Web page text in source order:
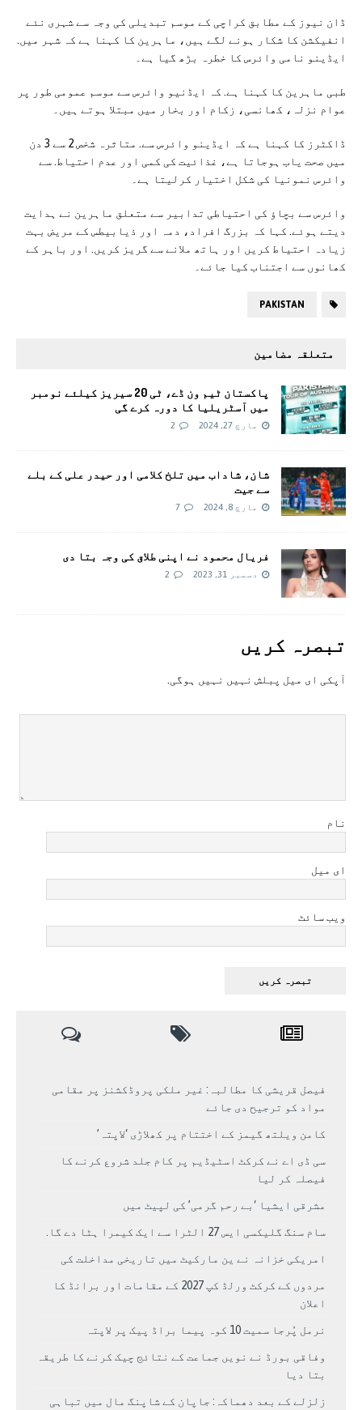
ڈان نیوز کے مطابق کراچی کے موسم تبدیلی کی وجہ سے شہری نئے
انفیکشن کا شکار ہونے لگے ہیں، ماہرین کا کہنا ہے کہ شہر میں.
ایڈینو نامی وائرس کا خطرہ بڑھ گیا ہے۔
طبی ماہرین کا کہنا ہے. کہ ایڈنیو وائرس سے موسم عمومی طور پر
عوام نزلہ، کھانسی، زکام اور بخار میں مبتلا ہوتے ہیں۔
ڈاکٹرز کا کہنا ہے کہ ایڈینو وائرس سے. متاثرہ شخص 2 سے 3 دن
میں صحت یاب ہوجاتا ہے، غذائیت کی کمی اور عدم احتیاط. سے
وائرس نمونیا کی شکل اختیار کرلیتا ہے۔
وائرس سے بچاؤ کی احتیاطی تدابیر سے متعلق ماہرین نے ہدایت
دیتے ہوئے. کہا کہ بزرگ افراد، دمہ اور ذیابیطس کے مریض بہت
زیادہ احتیاط کریں اور ہاتھ ملانے سے گریز کریں. اور باہر کے
کھانوں سے اجتناب کیا جائے۔
PAKISTAN
متعلقہ مضامین
پاکستان ٹیم ون ڈے، ٹی 20 سیریز کیلئے نومبر
میں آسٹریلیا کا دورہ کرے گی
مارچ 27, 2024 2
شان، شاداب میں تلخ کلامی اور حیدر علی کے بلے
سے جیت
مارچ 8, 2024 7
فریال محمود نے اپنی طلاق کی وجہ بتا دی
دسمبر 31, 2023 2
تبصرہ کريں
آپکی ای ميل پبلش نہيں نہيں ہوگی.
نام
ای میل
ویب سائٹ
فیصل قریشی کا مطالبہ: غیر ملکی پروڈکشنز پر مقامی
مواد کو ترجیح دی جائے
کامن ویلتھ گیمز کے اختتام پر کھلاڑی ‘لاپتہ’
سی ڈی اے نے کرکٹ اسٹیڈیم پر کام جلد شروع کرنے کا
فیصلہ کر لیا
مشرقی ایشیا ‘بے رحم گرمی’ کی لپیٹ میں
سام سنگ گلیکسی ایس 27 الٹرا سے ایک کیمرا ہٹا دے گا.
امریکی خزانہ نے ین مارکیٹ میں تاریخی مداخلت کی
مردوں کے کرکٹ ورلڈ کپ 2027 کے مقامات اور برانڈ کا
اعلان
نرمل پُرجا سمیت 10 کوہ پیما براڈ پیک پر لاپتہ
وفاقی بورڈ نے نویں جماعت کے نتائج چیک کرنے کا طریقہ
بتا دیا
زلزلے کے بعد دھماکہ: جاپان کے شاپنگ مال میں تباہی